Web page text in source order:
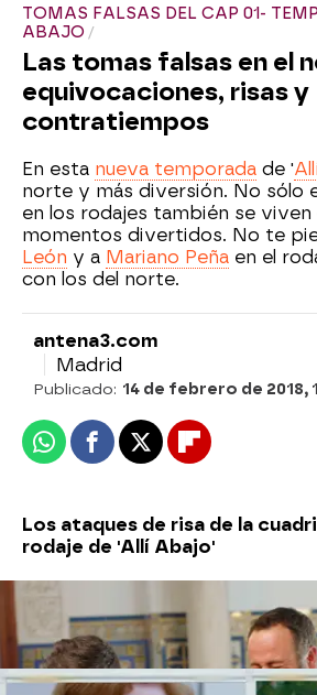
TOMAS FALSAS DEL CAP 01-
ABAJO
Las tomas falsas en el
equivocaciones, risas y
contratiempos
En esta nueva temporada de '
norte y más diversión. No sólo
en los rodajes también se viven
momentos divertidos. No te
León y a Mariano Peña en el
con los del norte.
antena3.com
Madrid
Publicado: 14 de febrero de 2018,
WhatsappFacebook
X Flipboard
Los ataques de risa de la
rodaje de 'Allí Abajo'
Dolores, protagonista de las
sur